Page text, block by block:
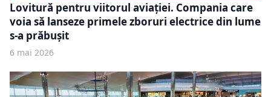
Lovitură pentru viitorul aviației. Compania care
voia să lanseze primele zboruri electrice din lume
s-a prăbușit
6 mai 2026